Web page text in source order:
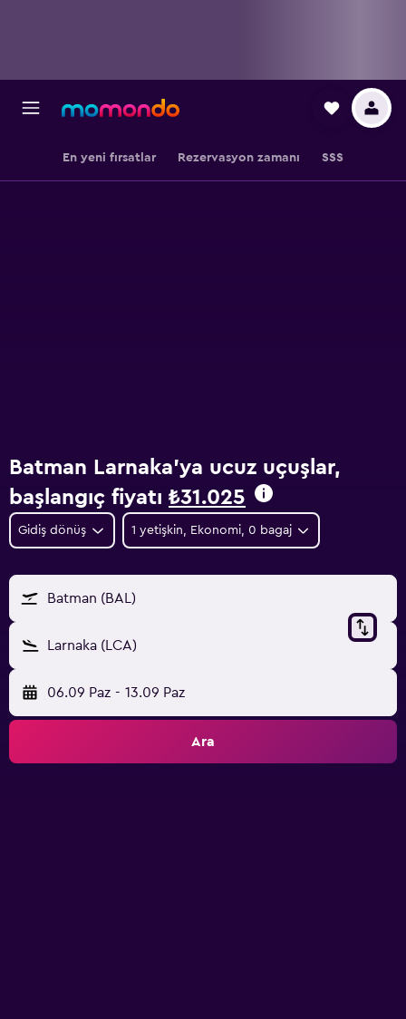
En yeni fırsatlar Rezervasyon zamanı SSS
Batman Larnaka'ya ucuz uçuşlar,
başlangıç fiyatı ₺31.025
Gidiş dönüş 1 yetişkin, Ekonomi, 0 bagaj
Batman (BAL)
Larnaka (LCA)
06.09 Paz - 13.09 Paz
Ara